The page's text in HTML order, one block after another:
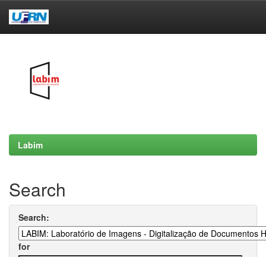
Labim
Search
Search:
for